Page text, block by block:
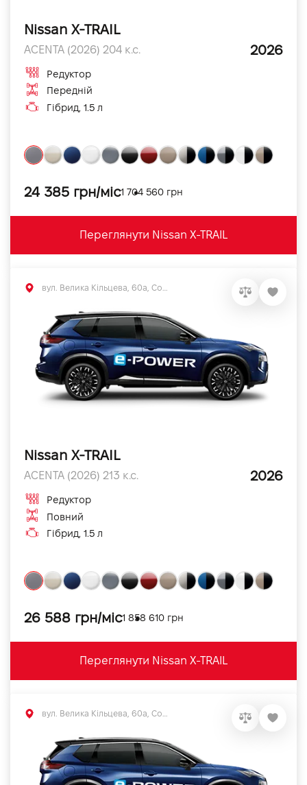
Nissan X-TRAIL
ACENTA (2026) 204 к.с. 2026
Редуктор
Передній
Гібрид, 1.5 л
24 385 грн/міс1 704 560 грн
Переглянути Nissan X-TRAIL
Nissan X-TRAIL
ACENTA (2026) 213 к.с. 2026
Редуктор
Повний
Гібрид, 1.5 л
26 588 грн/міс1 858 610 грн
Переглянути Nissan X-TRAIL